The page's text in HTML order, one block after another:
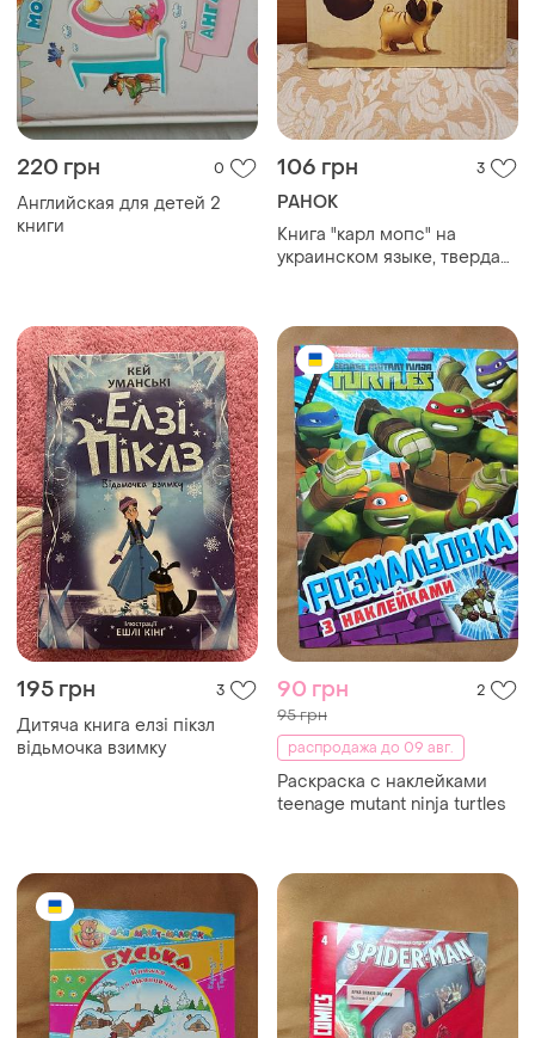
220 грн 0
Английская для детей 2
книги
106 грн 3
РАНОК
Книга "карл мопс" на
украинском языке, твердая
195 грн 3
Дитяча книга елзі пікзл
відьмочка взимку
90 грн 2
95 грн
распродажа до 09 авг.
Раскраска с наклейками
teenage mutant ninja turtles